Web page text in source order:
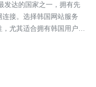
接。选择韩国网站服务
尤其适合拥有韩国用户的